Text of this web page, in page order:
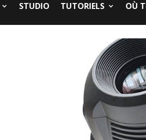
STUDIO TUTORIELS OÙ